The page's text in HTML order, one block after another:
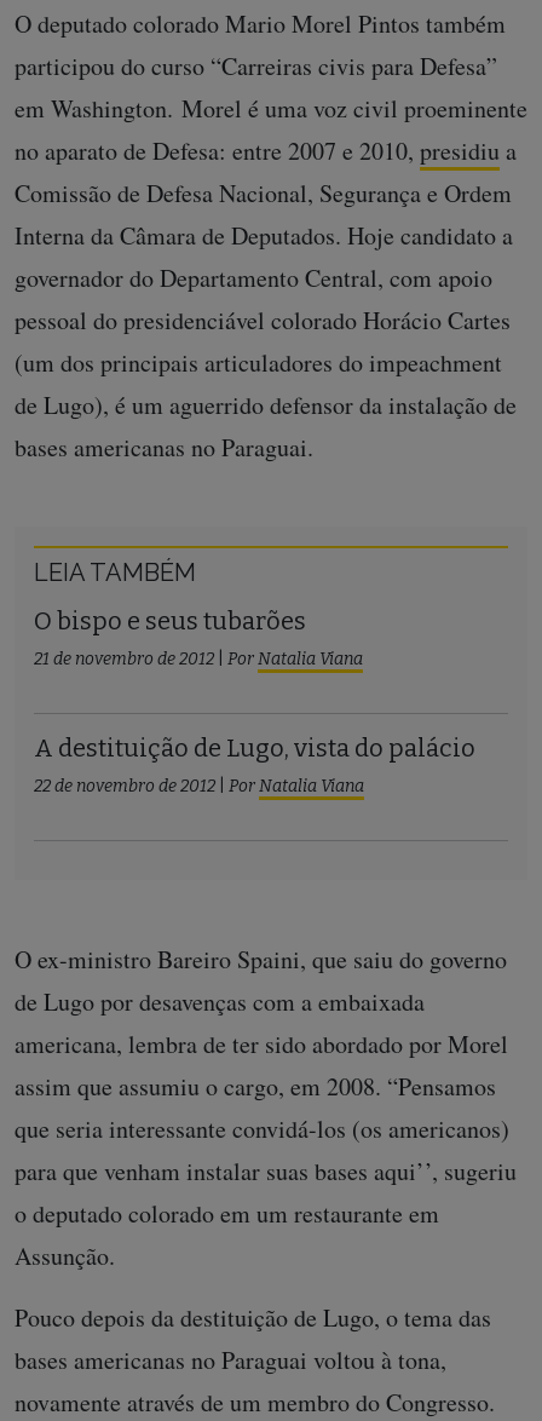
O deputado colorado Mario Morel Pintos também
participou do curso “Carreiras civis para Defesa”
em Washington. Morel é uma voz civil proeminente
no aparato de Defesa: entre 2007 e 2010, presidiu a
Comissão de Defesa Nacional, Segurança e Ordem
Interna da Câmara de Deputados. Hoje candidato a
governador do Departamento Central, com apoio
pessoal do presidenciável colorado Horácio Cartes
(um dos principais articuladores do impeachment
de Lugo), é um aguerrido defensor da instalação de
bases americanas no Paraguai.
LEIA TAMBÉM
O bispo e seus tubarões
21 de novembro de 2012 PorNatalia Viana
A destituição de Lugo, vista do palácio
22 de novembro de 2012 PorNatalia Viana
O ex-ministro Bareiro Spaini, que saiu do governo
de Lugo por desavenças com a embaixada
americana, lembra de ter sido abordado por Morel
assim que assumiu o cargo, em 2008. “Pensamos
que seria interessante convidá-los (os americanos)
para que venham instalar suas bases aqui’’, sugeriu
o deputado colorado em um restaurante em
Assunção.
Pouco depois da destituição de Lugo, o tema das
bases americanas no Paraguai voltou à tona,
novamente através de um membro do Congresso.